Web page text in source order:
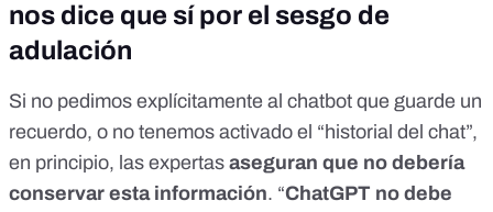
nos dice que sí por el sesgo de
adulación
Si no pedimos explícitamente al chatbot que guarde un
recuerdo, o no tenemos activado el “historial del chat”,
en principio, las expertas aseguran que no debería
conservar esta información. “ChatGPT no debe